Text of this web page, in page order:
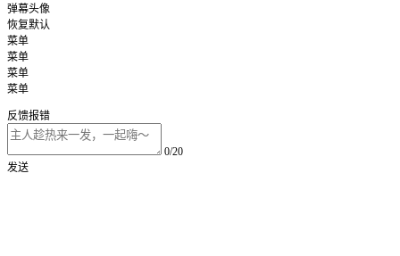
弹幕头像
恢复默认
菜单
菜单
菜单
菜单
反馈报错
0/20
发送